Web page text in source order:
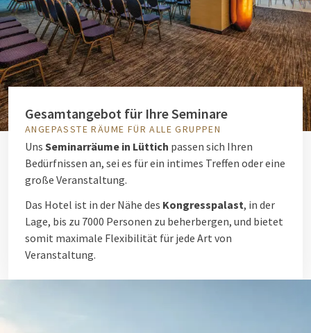
Gesamtangebot für Ihre Seminare
ANGEPASSTE RÄUME FÜR ALLE GRUPPEN
Uns Seminarräume in Lüttich passen sich Ihren
Bedürfnissen an, sei es für ein intimes Treffen oder eine
große Veranstaltung.
Das Hotel ist in der Nähe des Kongresspalast, in der
Lage, bis zu 7000 Personen zu beherbergen, und bietet
somit maximale Flexibilität für jede Art von
Veranstaltung.